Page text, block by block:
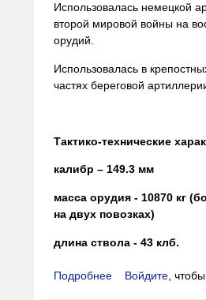
Использовалась немецкой
второй мировой войны на
орудий.
Использовалась в
частях береговой
Тактико-технические
калибр – 149.3 мм
масса орудия - 10870 кг
на двух повозках)
длина ствола - 43 клб.
Подробнее о Tanque de Luz
Войдите,